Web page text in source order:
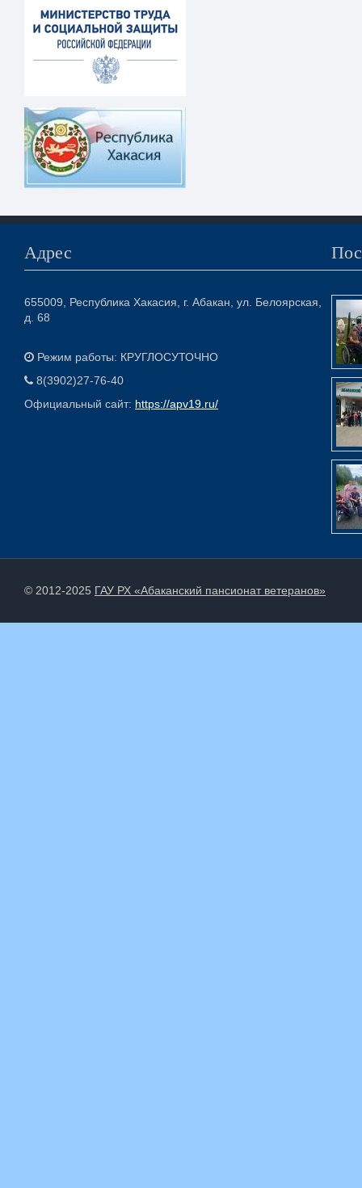
Адрес
655009, Республика Хакасия, г. Абакан, ул. Белоярская,
д. 68
Режим работы: КРУГЛОСУТОЧНО
8(3902)27-76-40
Официальный сайт: https://apv19.ru/
© 2012-2025 ГАУ РХ «Абаканский пансионат ветеранов»